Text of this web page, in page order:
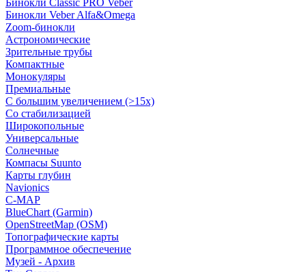
Бинокли Classic PRO Veber
Бинокли Veber Alfa&Omega
Zoom-бинокли
Астрономические
Зрительные трубы
Компактные
Монокуляры
Премиальные
С большим увеличением (>15x)
Со стабилизацией
Широкопольные
Универсальные
Солнечные
Компасы Suunto
Карты глубин
Navionics
C-MAP
BlueChart (Garmin)
OpenStreetMap (OSM)
Топографические карты
Программное обеспечение
Музей - Архив